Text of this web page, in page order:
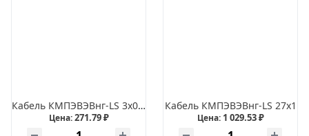
Кабель КМПЭВЭВнг-LS 3х0,75
Цена:271.79 ₽
Кабель КМПЭВЭВнг-LS 27х1
Цена: 1 029.53 ₽